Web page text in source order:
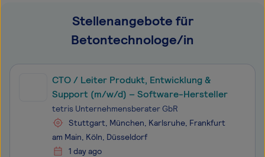
Stellenangebote für
Betontechnologe/in
CTO / Leiter Produkt, Entwicklung &
Support (m/w/d) – Software-Hersteller
tetris Unternehmensberater GbR
Stuttgart, München, Karlsruhe, Frankfurt
am Main, Köln, Düsseldorf
1 day ago